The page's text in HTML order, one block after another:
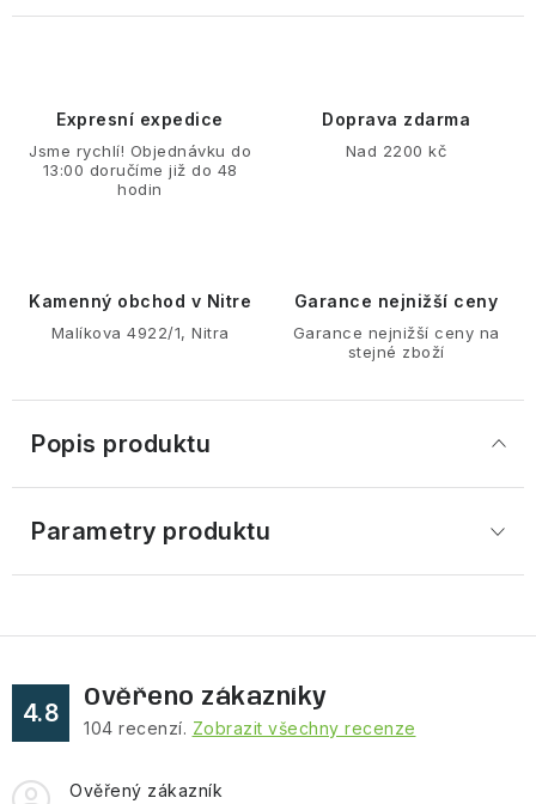
Expresní expedice
Jsme rychlí! Objednávku do
13:00 doručíme již do 48
hodin
Doprava zdarma
Nad 2200 kč
Kamenný obchod v Nitre
Malíkova 4922/1, Nitra
Garance nejnižší ceny
Garance nejnižší ceny na
stejné zboží
Popis produktu
Parametry produktu
4.8
Ověřeno zákazníky
104 recenzí. Zobrazit všechny recenze
Ověřený zákazník